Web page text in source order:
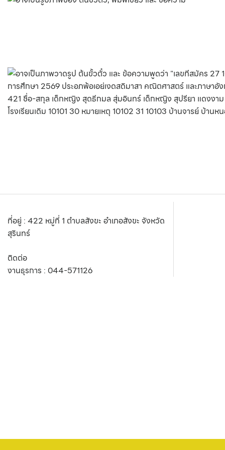
ที่อยู่ : 422 หมู่ที่ 1 ตำบลสังขะ อำเภอสังขะ จังหวัด
สุรินทร์
ติดต่อ
งานธุรการ : 044-571126